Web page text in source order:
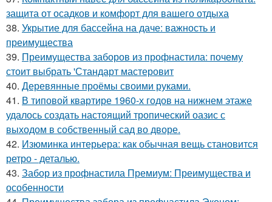
защита от осадков и комфорт для вашего отдыха
38. Укрытие для бассейна на даче: важность и
преимущества
39. Преимущества заборов из профнастила: почему
стоит выбрать 'Стандарт мастеровит
40. Деревянные проёмы своими руками.
41. В типовой квартире 1960-х годов на нижнем этаже
удалось создать настоящий тропический оазис с
выходом в собственный сад во дворе.
42. Изюминка интерьера: как обычная вещь становится
ретро - деталью.
43. Забор из профнастила Премиум: Преимущества и
особенности